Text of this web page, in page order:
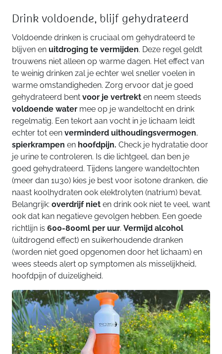
Drink voldoende, blijf gehydrateerd
Voldoende drinken is cruciaal om gehydrateerd te
blijven en uitdroging te vermijden. Deze regel geldt
trouwens niet alleen op warme dagen. Het effect van
te weinig drinken zal je echter wel sneller voelen in
warme omstandigheden. Zorg ervoor dat je goed
gehydrateerd bent voor je vertrekt en neem steeds
voldoende water mee op je wandeltocht en drink
regelmatig. Een tekort aan vocht in je lichaam leidt
echter tot een verminderd uithoudingsvermogen,
spierkrampen en hoofdpijn. Check je hydratatie door
je urine te controleren. Is die lichtgeel, dan ben je
goed gehydrateerd. Tijdens langere wandeltochten
(meer dan 1u30) kies je best voor isotone dranken, die
naast koolhydraten ook elektrolyten (natrium) bevat.
Belangrijk: overdrijf niet en drink ook niet te veel, want
ook dat kan negatieve gevolgen hebben. Een goede
richtlijn is 600-800ml per uur. Vermijd alcohol
(uitdrogend effect) en suikerhoudende dranken
(worden niet goed opgenomen door het lichaam) en
wees steeds alert op symptomen als misselijkheid,
hoofdpijn of duizeligheid.